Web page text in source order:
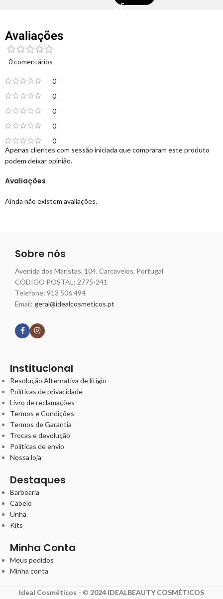
Avaliações
0 comentários
0
0
0
0
0
Avaliações
Ainda não existem avaliações.
Apenas clientes com sessão iniciada que compraram este produto
podem deixar opinião.
Sobre nós
Avenida dos Maristas, 104, Carcavelos, Portugal
CÓDIGO POSTAL: 2775-241
Telefone: 913 506 494
Email: geral@idealcosmeticos.pt
Institucional
Resolução Alternativa de litígio
Políticas de privacidade
Livro de reclamações
Termos e Condições
Termos de Garantia
Trocas e devolução
Políticas de envio
Nossa loja
Destaques
Barbearia
Cabelo
Unha
Kits
Minha Conta
Meus pedidos
Minha conta
Ideal Cosméticos - © 2024 IDEALBEAUTY COSMÉTICOS